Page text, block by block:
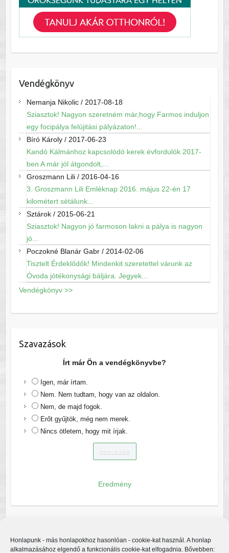
Honlapunk - más honlapokhoz hasonlóan - cookie-kat használ. A honlap
alkalmazásához elgendő a funkcionális cookie-kat elfogadnia. Bővebben:
Vendégkönyv
Nemanja Nikolic/ 2017-08-18
Sziasztok! Nagyon szeretném már,hogy Farmos induljon
egy focipálya felújitási pályázaton!...
Bíró Károly/ 2017-06-23
Kandó Kálmánhoz kapcsolódó kerek évfordulók 2017-
ben A már jól átgondolt,...
Groszmann Lili/ 2016-04-16
3. Groszmann Lili Emléknap 2016. május 22-én 17
kilométert sétálunk...
Sztárok/ 2015-06-21
Sziasztok! Nagyon jó farmoson lakni a pálya is nagyon
jó...
Poczokné Blanár Gabr/ 2014-02-06
Tisztelt Érdeklődők! Mindenkit szeretettel várunk az
Óvoda jótékonysági báljára. Jegyek...
Vendégkönyv >>
Szavazások
Írt már Ön a vendégkönyvbe?
Igen, már írtam.
Nem. Nem tudtam, hogy van az oldalon.
Nem, de majd fogok.
Erőt gyűjtök, még nem merek.
Nincs ötletem, hogy mit írjak.
Eredmény